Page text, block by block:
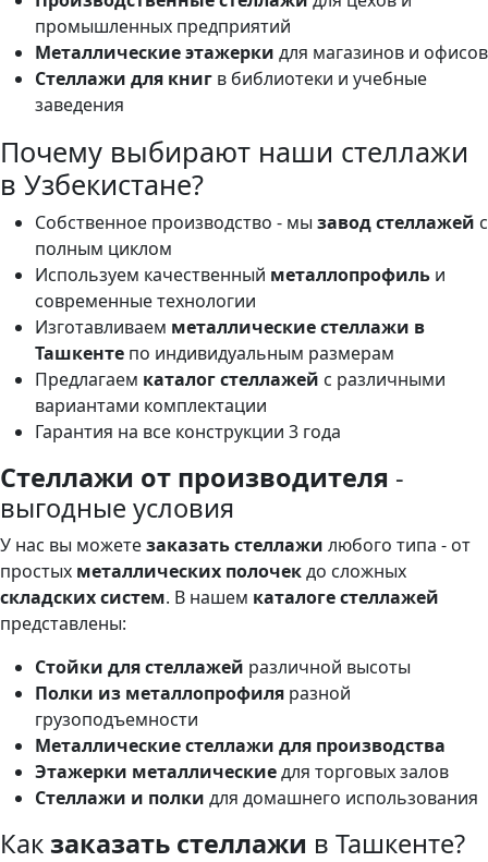
промышленных предприятий
Металлические этажерки для магазинов и офисов
Стеллажи для книг в библиотеки и учебные
заведения
Почему выбирают наши стеллажи
в Узбекистане?
Собственное производство - мы завод стеллажей с
полным циклом
Используем качественный металлопрофиль и
современные технологии
Изготавливаем металлические стеллажи в
Ташкенте по индивидуальным размерам
Предлагаем каталог стеллажей с различными
вариантами комплектации
Гарантия на все конструкции 3 года
Стеллажи от производителя -
выгодные условия
У нас вы можетезаказать стеллажи любого типа - от
простых металлических полочекдо сложных
складских систем. В нашем каталоге стеллажей
представлены:
Стойки для стеллажей различной высоты
Полки из металлопрофиля разной
грузоподъемности
Металлические стеллажи для производства
Этажерки металлическиедля торговых залов
Стеллажи и полки для домашнего использования
Какзаказать стеллажи в Ташкенте?